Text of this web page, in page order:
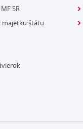
SR
majetku štátu